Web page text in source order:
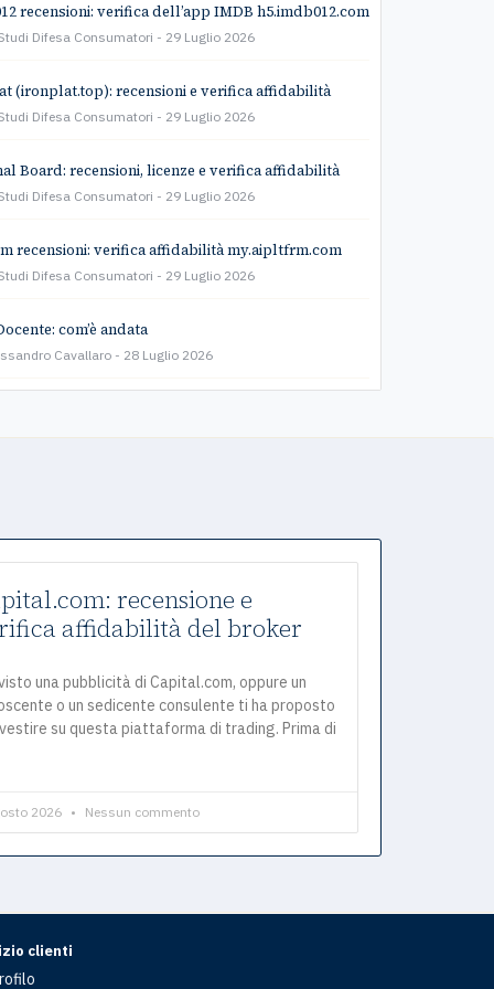
recensioni: verifica dell’app IMDB h5.imdb012.com
Difesa Consumatori 29 Luglio 2026
(ironplat.top): recensioni e verifica affidabilità
Difesa Consumatori 29 Luglio 2026
Board: recensioni, licenze e verifica affidabilità
Difesa Consumatori 29 Luglio 2026
recensioni: verifica affidabilità my.aipltfrm.com
Difesa Consumatori 29 Luglio 2026
com’è andata
Cavallaro 28 Luglio 2026
recensione e
affidabilità del broker
una pubblicità di Capital.com, oppure un
o un sedicente consulente ti ha proposto
su questa piattaforma di trading. Prima di
2026 Nessun commento
clienti